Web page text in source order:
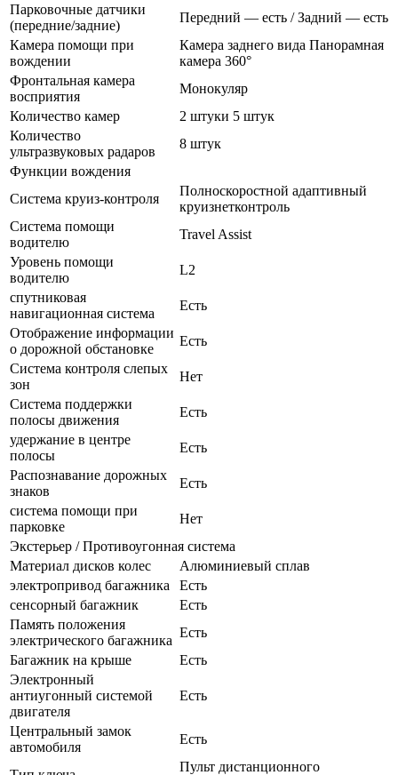
Парковочные датчики
(передние/задние)
Передний — есть / Задний — есть
Камера помощи при
вождении
Камера заднего вида Панорамная
камера 360°
Фронтальная камера
восприятия
Монокуляр
Количество камер
2 штуки 5 штук
Количество
ультразвуковых радаров
8 штук
Функции вождения
Система круиз-контроля
Полноскоростной адаптивный
круизнетконтроль
Система помощи
водителю
Travel Assist
Уровень помощи
водителю
L2
спутниковая
навигационная система
Есть
Отображение информации
о дорожной обстановке
Есть
Система контроля слепых
зон
Нет
Система поддержки
полосы движения
Есть
удержание в центре
полосы
Есть
Распознавание дорожных
знаков
Есть
система помощи при
парковке
Нет
Экстерьер / Противоугонная система
Материал дисков колес
Алюминиевый сплав
электропривод багажника
Есть
сенсорный багажник
Есть
Память положения
электрического багажника
Есть
Багажник на крыше
Есть
Электронный
антиугонный системой
двигателя
Есть
Центральный замок
автомобиля
Есть
Пульт дистанционного